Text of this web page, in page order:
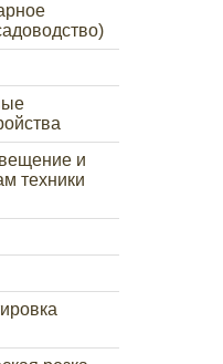
и
техники